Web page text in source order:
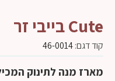
Cute בייבי זר
קוד דגם:46-0014
מארז מנה לתינוק